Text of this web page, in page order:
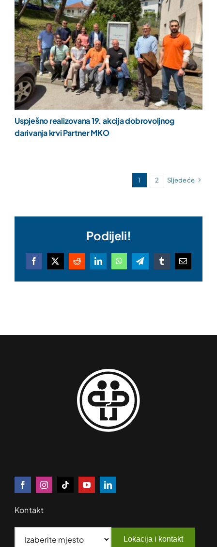
Uspješno realizovana 19. akcija dobrovoljnog
darivanja krvi Partner MKO
1 2 Sljedeće
Podijeli!
Facebook
X RedditLinkedInWhatsAppTelegramTumblrEmail
Kontakt
Lokacija i kontakt